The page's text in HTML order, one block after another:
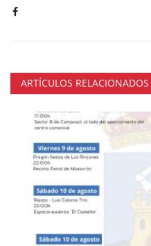
ARTÍCULOS RELACIONADOS